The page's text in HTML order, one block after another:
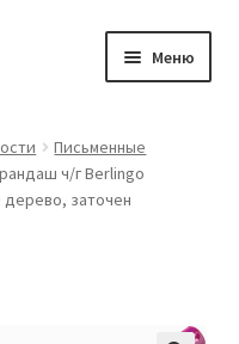
Меню
Письменные
ч/г Berlingo
дерево, заточен